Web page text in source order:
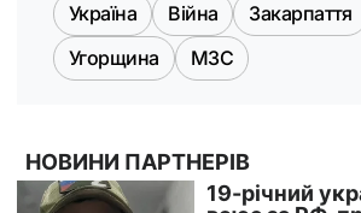
Україна Війна Закарпаття
Угорщина
МЗС